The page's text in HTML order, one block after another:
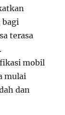
bagi
terasa
mobil
mulai
dan